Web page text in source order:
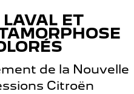
ET
de la Nouvelle
Citroën